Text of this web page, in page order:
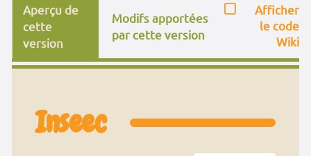
Aperçu de
cette
version
Modifs apportées
par cette version
Afficher
le code
Wiki
Inseec